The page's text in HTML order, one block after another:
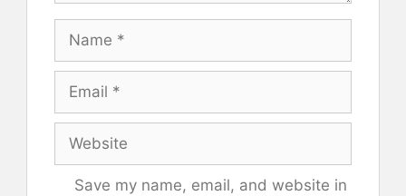
Name
Email
Website
Save my name, email, and website in